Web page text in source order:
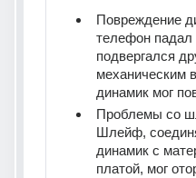
Повреждение
телефон падал
подвергался
механическим
динамик мог
Проблемы со
Шлейф,
динамик с
платой, мог